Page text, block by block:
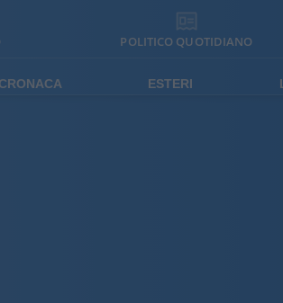
POLITICO QUOTIDIANO
CRONACA ESTERI